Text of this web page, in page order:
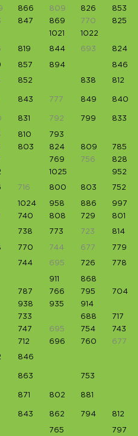
866 809 826 853
847 869 770 825
1021 1022
819 844 693 824
857 894 846
852 838 812
843 777 849 840
831 792 799 833
810 793
803 824 809 785
769 756 828
1025 952
716 800 803 752
1024 958 886 997
740 808 729 801
738 773 723 814
770 744 677 779
744 695 726 778
911 868
787 766 795 704
938 935 914
733 688 717
747 695 754 743
712 696 760 677
846
863 753
871 802 881
843 862 794 812
765 797